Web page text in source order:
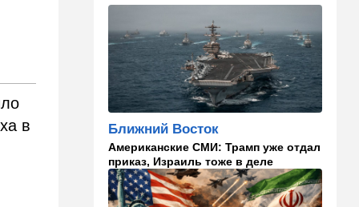
в
Здоровье
Какие продукты помогают
легче переносить стресс:
что выяснили ученые
13:47 Ближний Восток
к опасной черте в
отношениях с Израилем:
провокационное заявление
13:45 В мире
Ближний Восток
Американские СМИ: Трамп уже отдал
приказ, Израиль тоже в деле